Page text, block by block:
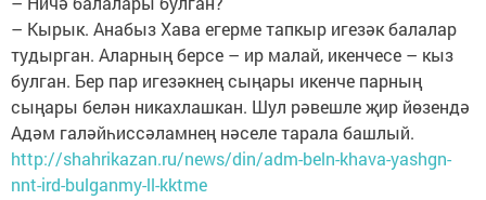
– Кырык. Анабыз Хава егерме тапкыр игезәк балалар
тудырган. Аларның берсе – ир малай, икенчесе – кыз
булган. Бер пар игезәкнең сыңары икенче парның
сыңары белән никахлашкан. Шул рәвешле җир йөзендә
Адәм галәйһиссәламнең нәселе тарала башлый.
http://shahrikazan.ru/news/din/adm-beln-khava-yashgn-
nnt-ird-bulganmy-ll-kktme